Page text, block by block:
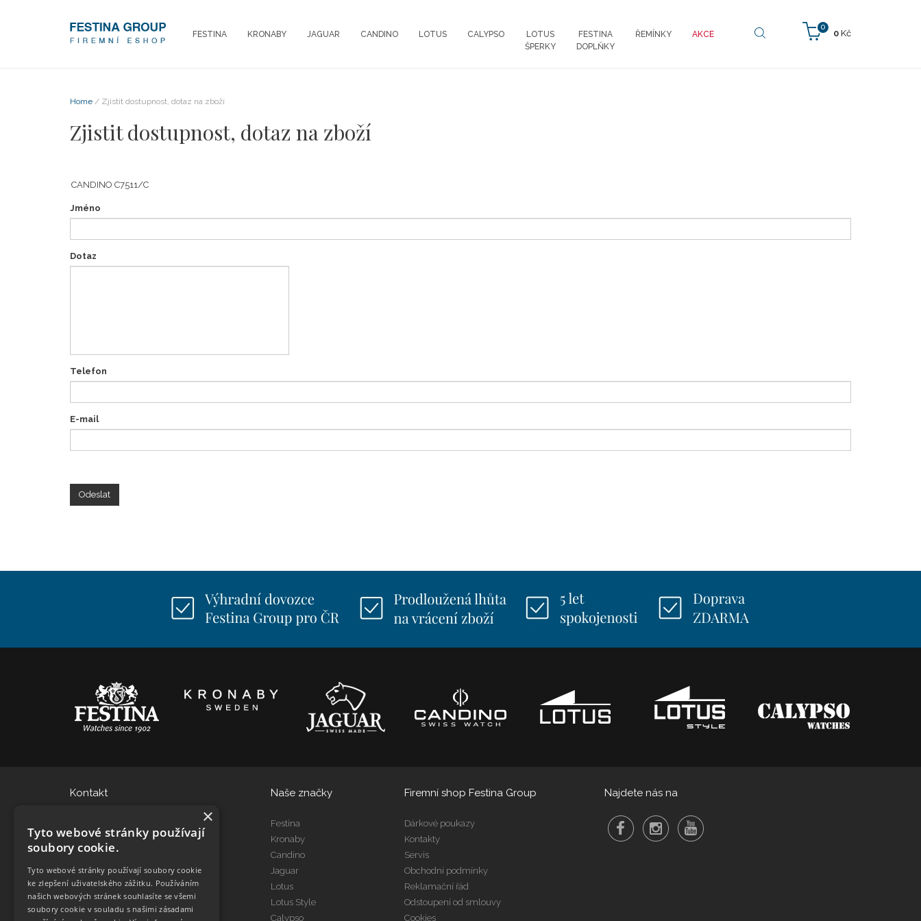
0
0 Kč
FESTINA KRONABY JAGUAR CANDINO LOTUS CALYPSO
LOTUS
ŠPERKY
FESTINA
DOPLŇKY
ŘEMÍNKY AKCE
Home / Zjistit dostupnost, dotaz na zboží
Zjistit dostupnost, dotaz na zboží
Jméno
Dotaz
Telefon
E-mail
Odeslat
Kontakt
466 615 080
Kontakt Servis
servis@dtgroup.cz
466 615 078
Naše značky
Festina
Kronaby
Candino
Jaguar
Lotus
Lotus Style
Calypso
Firemní shop Festina Group
Dárkové poukazy
Kontakty
Servis
Obchodní podmínky
Reklamační řád
Odstoupení od smlouvy
Cookies
Najdete nás na
×
Tyto webové stránky používají
soubory cookie.
Tyto webové stránky používají soubory cookie
ke zlepšení uživatelského zážitku. Používáním
našich webových stránek souhlasíte se všemi
soubory cookie v souladu s našimi zásadami